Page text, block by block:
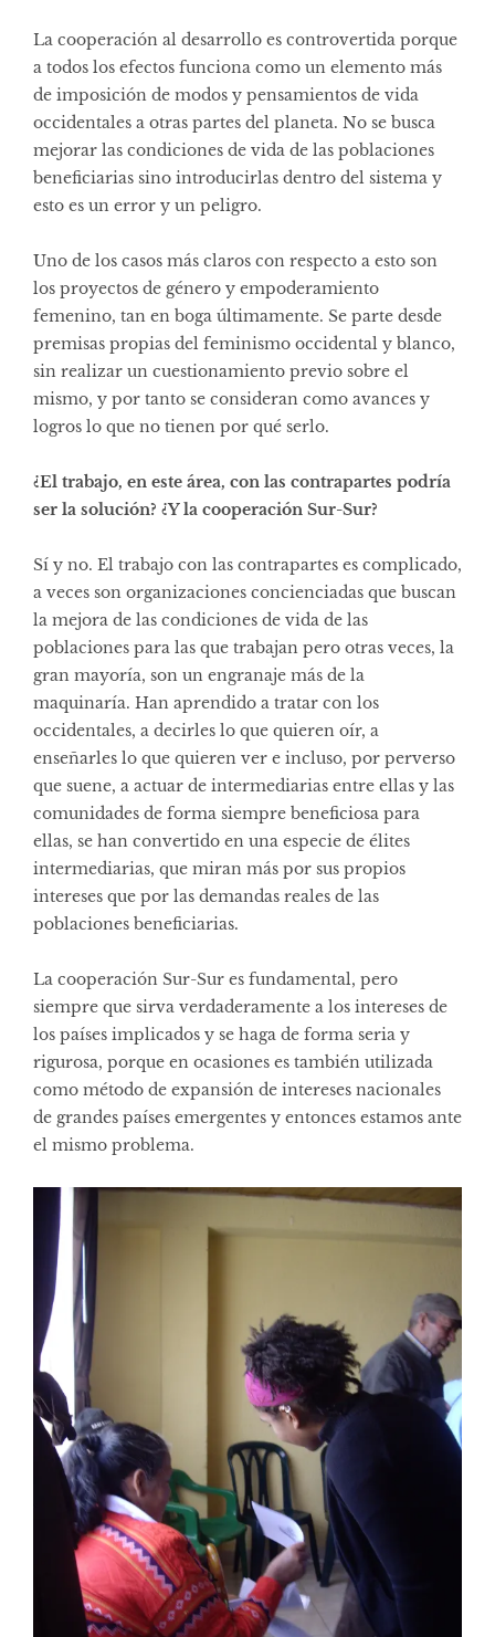
La cooperación al desarrollo es controvertida porque
a todos los efectos funciona como un elemento más
de imposición de modos y pensamientos de vida
occidentales a otras partes del planeta. No se busca
mejorar las condiciones de vida de las poblaciones
beneficiarias sino introducirlas dentro del sistema y
esto es un error y un peligro.
Uno de los casos más claros con respecto a esto son
los proyectos de género y empoderamiento
femenino, tan en boga últimamente. Se parte desde
premisas propias del feminismo occidental y blanco,
sin realizar un cuestionamiento previo sobre el
mismo, y por tanto se consideran como avances y
logros lo que no tienen por qué serlo.
¿El trabajo, en este área, con las contrapartes podría
ser la solución? ¿Y la cooperación Sur-Sur?
Sí y no. El trabajo con las contrapartes es complicado,
a veces son organizaciones concienciadas que buscan
la mejora de las condiciones de vida de las
poblaciones para las que trabajan pero otras veces, la
gran mayoría, son un engranaje más de la
maquinaría. Han aprendido a tratar con los
occidentales, a decirles lo que quieren oír, a
enseñarles lo que quieren ver e incluso, por perverso
que suene, a actuar de intermediarias entre ellas y las
comunidades de forma siempre beneficiosa para
ellas, se han convertido en una especie de élites
intermediarias, que miran más por sus propios
intereses que por las demandas reales de las
poblaciones beneficiarias.
La cooperación Sur-Sur es fundamental, pero
siempre que sirva verdaderamente a los intereses de
los países implicados y se haga de forma seria y
rigurosa, porque en ocasiones es también utilizada
como método de expansión de intereses nacionales
de grandes países emergentes y entonces estamos ante
el mismo problema.